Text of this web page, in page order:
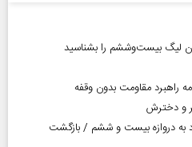
راهبرد مقاومت بدون وقفه
و دخترش
در آستانه ورود به دروازه بیست و ششم / بازگشت